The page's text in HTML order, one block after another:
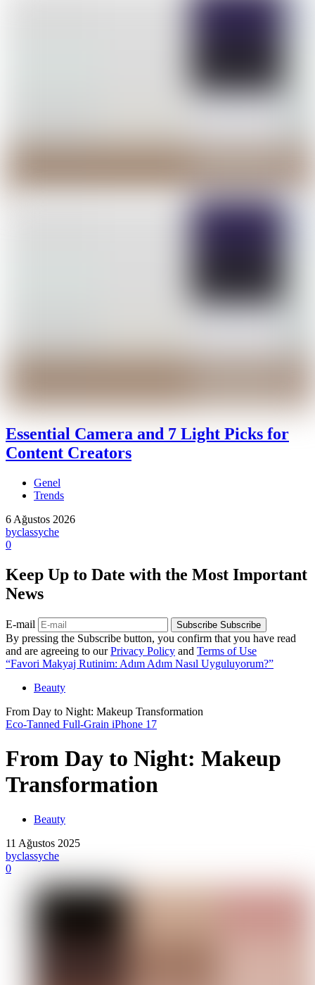
Essential Camera and 7 Light Picks for
Content Creators
Genel
Trends
6 Ağustos 2026
byclassyche
0
Keep Up to Date with the Most Important
News
E-mail Subscribe Subscribe
By pressing the Subscribe button, you confirm that you have read
and are agreeing to ourPrivacy Policy and Terms of Use
“Favori Makyaj Rutinim: Adım Adım Nasıl Uyguluyorum?”
Beauty
From Day to Night: Makeup Transformation
Eco-Tanned Full-Grain iPhone 17
From Day to Night: Makeup
Transformation
Beauty
11 Ağustos 2025
byclassyche
0